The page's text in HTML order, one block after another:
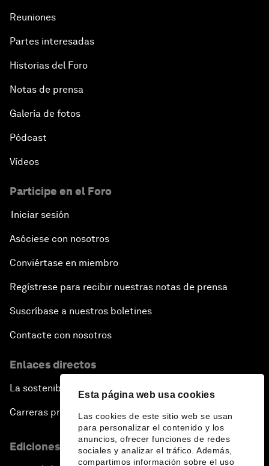
Esta página web usa cookies
Las cookies de este sitio web se usan
para personalizar el contenido y los
anuncios, ofrecer funciones de redes
sociales y analizar el tráfico. Además,
compartimos información sobre el uso
Reuniones
Partes interesadas
Historias del Foro
Notas de prensa
Galería de fotos
Pódcast
Vídeos
Participe en el Foro
Iniciar sesión
Asóciese con nosotros
Conviértase en miembro
Regístrese para recibir nuestras notas de prensa
Suscríbase a nuestros boletines
Contacte con nosotros
Enlaces directos
La sostenibilidad en el Foro
Carreras profesionales
Ediciones en otros idiomas